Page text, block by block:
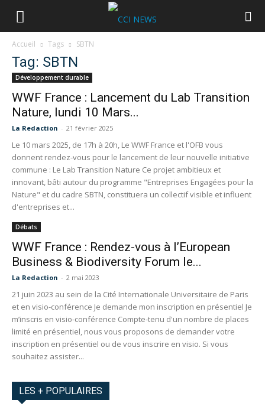
Accueil Tags SBTN
Tag: SBTN
Développement durable
WWF France : Lancement du Lab Transition
Nature, lundi 10 Mars...
La Redaction - 21 février 2025
Le 10 mars 2025, de 17h à 20h, Le WWF France et l'OFB vous
donnent rendez-vous pour le lancement de leur nouvelle initiative
commune : Le Lab Transition Nature Ce projet ambitieux et
innovant, bâti autour du programme "Entreprises Engagées pour la
Nature" et du cadre SBTN, constituera un collectif visible et influent
d'entreprises et...
Débats
WWF France : Rendez-vous à l’European
Business & Biodiversity Forum le...
La Redaction - 2 mai 2023
21 juin 2023 au sein de la Cité Internationale Universitaire de Paris
et en visio-conférence Je demande mon inscription en présentiel Je
m’inscris en visio-conférence Compte-tenu d'un nombre de places
limité en présentiel, nous vous proposons de demander votre
inscription en présentiel ou de vous inscrire en visio. Si vous
souhaitez assister...
LES + POPULAIRES